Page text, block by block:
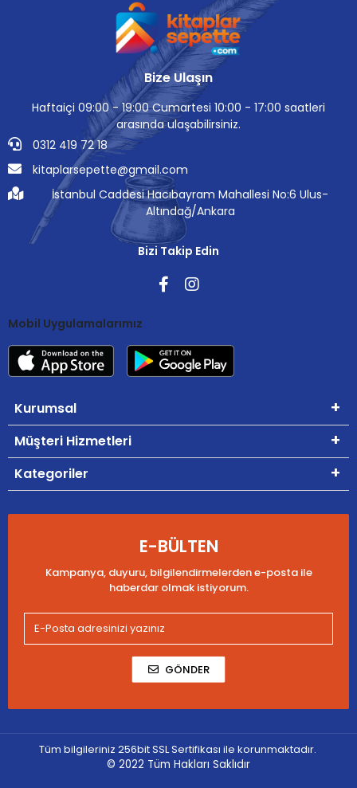
Bize Ulaşın
Haftaiçi 09:00 - 19:00 Cumartesi 10:00 - 17:00 saatleri
arasında ulaşabilirsiniz.
0312 419 72 18
kitaplarsepette@gmail.com
İstanbul Caddesi Hacıbayram Mahallesi No:6 Ulus-
Altındağ/Ankara
Bizi Takip Edin
Mobil Uygulamalarımız
Kurumsal
Müşteri Hizmetleri
Kategoriler
E-BÜLTEN
Kampanya, duyuru, bilgilendirmelerden e-posta ile
haberdar olmak istiyorum.
GÖNDER
Tüm bilgileriniz 256bit SSL Sertifikası ile korunmaktadır.
© 2022 Tüm Hakları Saklıdır